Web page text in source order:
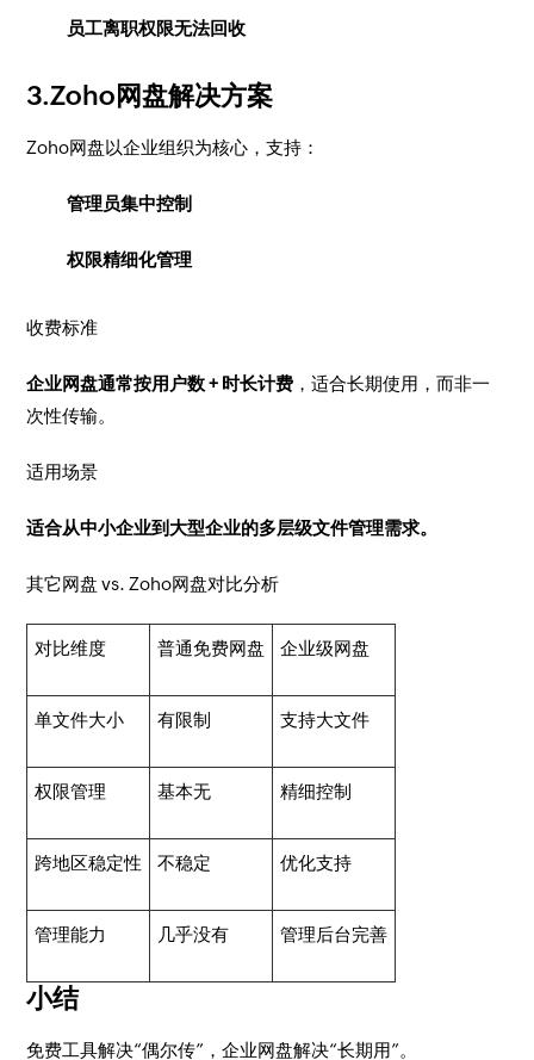
员工离职权限无法回收
3.Zoho网盘解决方案
Zoho网盘以企业组织为核心，支持：
管理员集中控制
权限精细化管理
收费标准
企业网盘通常按用户数 + 时长计费 ，适合长期使用，而非一
次性传输。
适用场景
适合从中小企业到大型企业的多层级文件管理需求。
其它网盘 vs. Zoho网盘对比分析
对比维度 普通免费网盘 企业级网盘
单文件大小 有限制 支持大文件
权限管理 基本无 精细控制
跨地区稳定性 不稳定 优化支持
管理能力 几乎没有 管理后台完善
小结
免费工具解决“偶尔传”，企业网盘解决“长期用”。